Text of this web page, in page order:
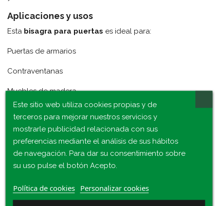
Aplicaciones y usos
Esta bisagra para puertas es ideal para:
Puertas de armarios
Contraventanas
Muebles de madera
Gracias a su tamaño estándar de90x60 mm
compatible con múltiples configuraciones y permite una
instalación sencilla mediante tornillos, adaptándose
tanto a proyectos profesionales como de bricolaje.
Este sitio web utiliza cookies propias y de
terceros para mejorar nuestros servicios y
mostrarle publicidad relacionada con sus
preferencias mediante el análisis de sus hábitos
de navegación. Para dar su consentimiento sobre
su uso pulse el botón Acepto.
Política de cookies Personalizar cookies